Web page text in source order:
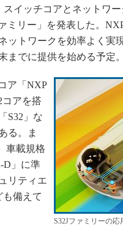
ンジニア”が仕掛けた社内
の180日
ョンは日本を救うのか
ト「未来展望」
されないエンジニア」の
動論
スイッチコアとネットワ
ミリー」を発表した。
ットワークを効率よく実
までに提供を始める予定。
S32Jファミリーの
ア「NXP
コアを搭
S32」な
る。ま
車載規格
D」に準
リティエ
も備えて